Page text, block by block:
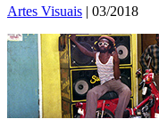
Artes Visuais | 03/2018